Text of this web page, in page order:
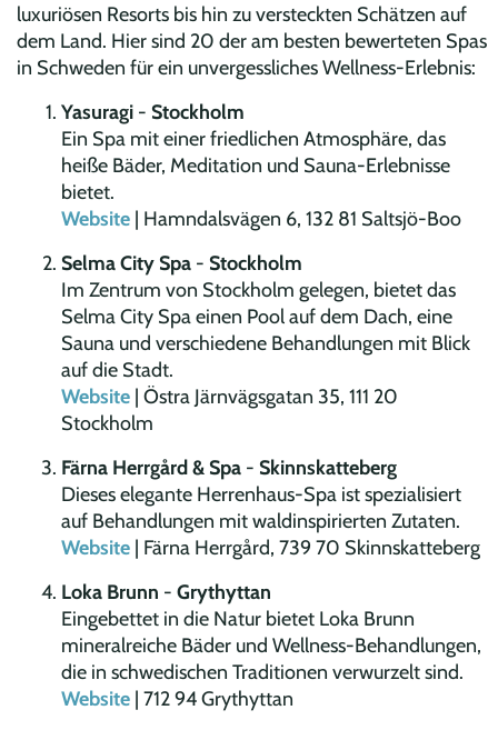
luxuriösen Resorts bis hin zu versteckten Schätzen auf
dem Land. Hier sind 20 der am besten bewerteten Spas
in Schweden für ein unvergessliches Wellness-Erlebnis:
Yasuragi - Stockholm
Ein Spa mit einer friedlichen Atmosphäre, das
heiße Bäder, Meditation und Sauna-Erlebnisse
bietet.
Website | Hamndalsvägen 6, 132 81 Saltsjö-Boo
Selma City Spa - Stockholm
Im Zentrum von Stockholm gelegen, bietet das
Selma City Spa einen Pool auf dem Dach, eine
Sauna und verschiedene Behandlungen mit Blick
auf die Stadt.
Website | Östra Järnvägsgatan 35, 111 20
Stockholm
Färna Herrgård & Spa - Skinnskatteberg
Dieses elegante Herrenhaus-Spa ist spezialisiert
auf Behandlungen mit waldinspirierten Zutaten.
Website | Färna Herrgård, 739 70 Skinnskatteberg
Loka Brunn - Grythyttan
Eingebettet in die Natur bietet Loka Brunn
mineralreiche Bäder und Wellness-Behandlungen,
die in schwedischen Traditionen verwurzelt sind.
Website | 712 94 Grythyttan